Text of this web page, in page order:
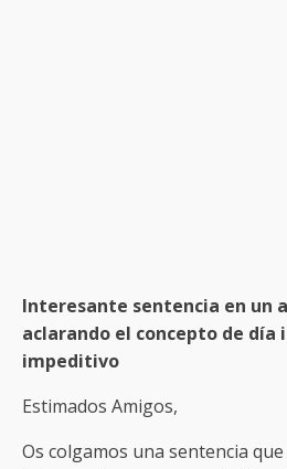
Interesante sentencia en un
aclarando el concepto de día
impeditivo
Estimados Amigos,
Os colgamos una sentencia